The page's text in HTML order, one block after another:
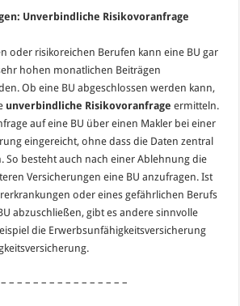
Unverbindliche Risikovoranfrage
oder risikoreichen Berufen kann eine BU gar
hohen monatlichen Beiträgen
Ob eine BU abgeschlossen werden kann,
unverbindliche Risikovoranfrage ermitteln.
auf eine BU über einen Makler bei einer
eingereicht, ohne dass die Daten zentral
So besteht auch nach einer Ablehnung die
Versicherungen eine BU anzufragen. Ist
oder eines gefährlichen Berufs
abzuschließen, gibt es andere sinnvolle
die Erwerbsunfähigkeitsversicherung
– – – – – – – – – – – – – – –